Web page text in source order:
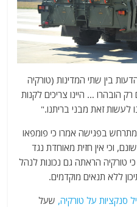
בין שתי המדינות (טורקיה
הובהרו … היינו צריכים לקנות
זאת מבני בריתנו."
בפגישה אמרו כי פומפאו
וכי אין חזית מאוחדת נגד
טורקיה הראתה גם נכונות לנהל
ללא תנאים מוקדמים.
סנקציות על טורקיה, שעל